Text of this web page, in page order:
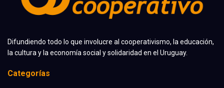
Difundiendo todo lo que involucre al cooperativismo, la educación,
la cultura y la economía social y solidaridad en el Uruguay.
Categorías